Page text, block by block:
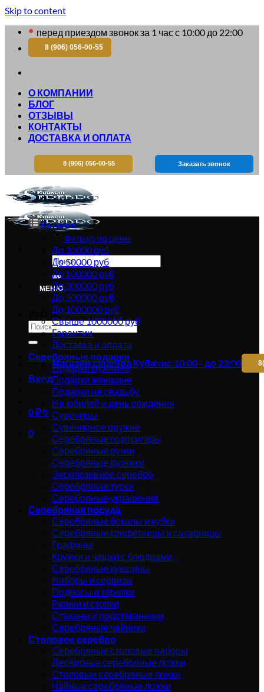
Skip to content
перед приездом звонок за 1 час с 10:00 до 22:00
8 (906) 056-00-55
О КОМПАНИИ
БЛОГ
ОТЗЫВЫ
КОНТАКТЫ
ДОСТАВКА И ОПЛАТА
8 (906) 056-00-55 Заказать звонок
Искать:
МЕНЮ
Искать:
Магазин серебра Кубачис 10:00 - до 22:00
Вход
0₽0
0
Каталог
Фильтр по цене
До 30000 руб
До 50000 руб
До 100000 руб
До 300000 руб
До 500000 руб
До 1000000 руб
Свыше 1000000 руб
Гарантии
Доставка и оплата
Серебряные подарки
Подарки мужчине
Подарки женщине
Подарки на свадьбу
На юбилей и день рождения
Сувениры
Сувенирное оружие
Серебряные портсигары
Серебряные ручки
Серебряные фляжки
Эксклюзивное серебро
Серебряные турки
Серебряные украшения
Серебряная посуда
Серебряные бокалы и кубки
Серебряные конфетницы и сахарницы
Графины
Кружки и чашки с блюдцами
Серебряные кувшины
Наборы и сервизы
Подносы и тарелки
Рюмки и стопки
Стаканы и подстаканники
Серебряные чайники
Столовое серебро
Серебряные столовые наборы
Десертные серебряные ложки
Столовые серебряные ложки
Чайные серебряные ложки